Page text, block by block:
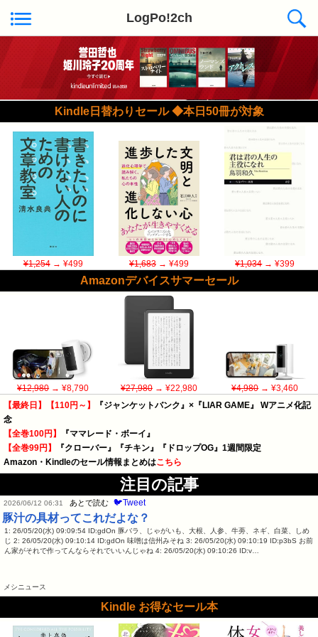
LogPo!2ch
Kindle日替わりセール ◆本日50冊が対象
¥1,254→ ¥499 ¥1,683→ ¥499 ¥1,034→ ¥399
Amazonデバイスサマーセール
¥12,980→ ¥8,790 ¥27,980→ ¥22,980 ¥4,980→ ¥3,460
【最終日】【110円～】
『ジャンケットバンク』×『LIAR GAME』 Wアニメ化記
念
【全巻100円】
『ママレード・ボーイ』
【全巻99円】
『クローバー』『チキン』『ドロップOG』1週間限定
Amazon・Kindleのセール情報まとめはこちら
注目の記事
2026/06/12 06:31 あとで読む 🐦Tweet
豚汁の具材ってこれだよな？
1: 26/05/20(水) 09:09:54 ID:gdOn 豚バラ、じゃがいも、大根、人参、牛蒡、ネギ、白菜、しめ
じ 2: 26/05/20(水) 09:10:14 ID:gdOn 味噌は信州みそね 3: 26/05/20(水) 09:10:19 ID:p3bS お前
ん家がそれで作ってんならそれでいいんじゃね 4: 26/05/20(水) 09:10:26 ID:v…
メシニュース
Kindle お得なセール本